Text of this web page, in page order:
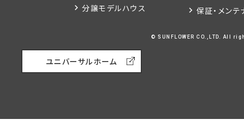
分譲モデルハウス
保証・メンテ
© SUNFLOWER CO.,LTD. All
ユニバーサルホーム